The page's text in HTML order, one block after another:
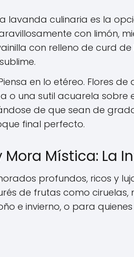
lavanda culinaria es la
con limón,
con relleno de curd
en lo etéreo. Flores
o una sutil acuarela
de que sean de
final perfecto.
Mística: La
profundos, ricos y
de frutas como ciruelas,
e invierno, o para